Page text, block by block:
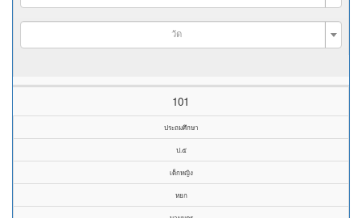
วัด
101
ประถมศึกษา
ป.๕
เด็กหญิง
หยก